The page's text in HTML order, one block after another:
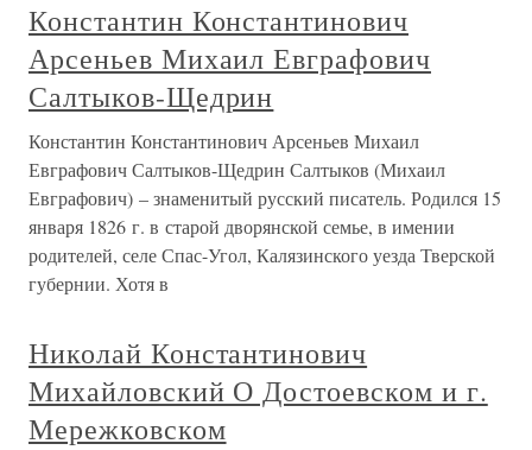
Константин Константинович
Арсеньев Михаил Евграфович
Салтыков-Щедрин
Константин Константинович Арсеньев Михаил
Евграфович Салтыков-Щедрин Салтыков (Михаил
Евграфович) – знаменитый русский писатель. Родился 15
января 1826 г. в старой дворянской семье, в имении
родителей, селе Спас-Угол, Калязинского уезда Тверской
губернии. Хотя в
Николай Константинович
Михайловский О Достоевском и г.
Мережковском